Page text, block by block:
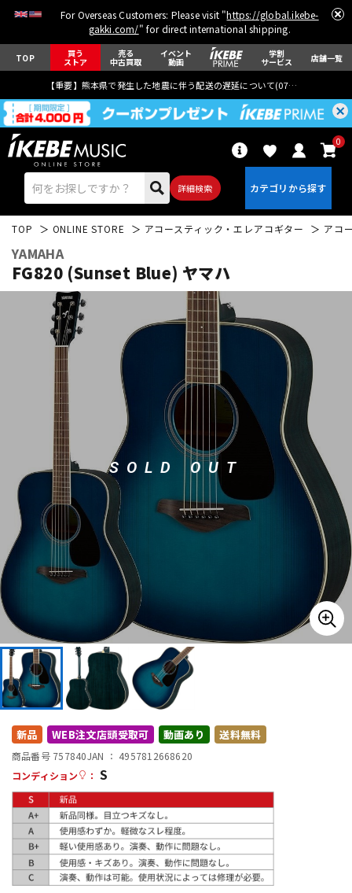
For Overseas Customers: Please visit "https://global.ikebe-
gakki.com/" for direct international shipping.
TOP 買う
ストア
売る
中古買取
イベント
動画
学割
サービス 店舗一覧
【重要】熊本県で発生した地震に伴う配送の遅延について(07月29日
詳細検索
0
エレキギター アコギ/エレアコ
ベース ウクレレ
ドラム パーカッション
キーボード 電子ピアノ
管楽器
DJ機器
配信/ライブ機器
中古
TOP ONLINE STORE アコースティック・エレアコギター アコ
YAMAHA
FG820 (Sunset Blue) ヤマハ
SOLD OUT
新品 WEB注文店頭受取可 動画あり 送料無料
商品番号 757840JAN ： 4957812668620
コンディション
： S